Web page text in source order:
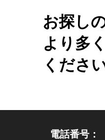
お探し
より多
ください
電話番号：